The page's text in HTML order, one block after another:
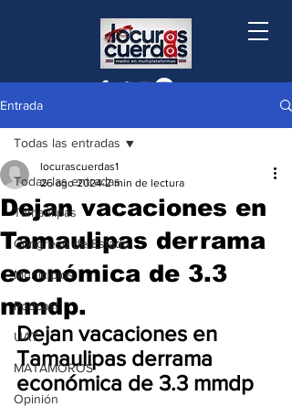
Entrada
Todas las entradas
Tamaulipas
Congreso de Estado
Municipios
Podcast
UAT
MATAMOROS
Opinión
Todas las entradas
Dejan vacaciones en
Tamaulipas derrama
económica de 3.3
mmdp.
locurascuerdas1
26 ago 2024 2 min de lectura
Dejan vacaciones en
Tamaulipas derrama
económica de 3.3 mmdp